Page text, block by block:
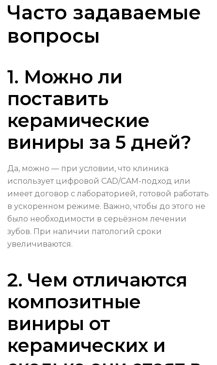
Часто задаваемые
вопросы
1. Можно ли
поставить
керамические
виниры за 5 дней?
Да, можно — при условии, что клиника
использует цифровой CAD/CAM-подход или
имеет договор с лабораторией, готовой работать
в ускоренном режиме. Важно, чтобы до этого не
было необходимости в серьёзном лечении
зубов. При наличии патологий сроки
увеличиваются.
2. Чем отличаются
композитные
виниры от
керамических и